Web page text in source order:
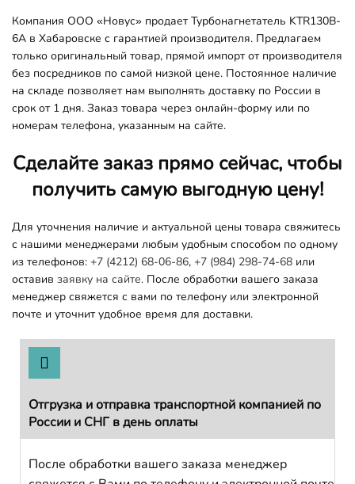
Компания ООО «Новус» продает Турбонагнетатель KTR130B-
6A в Хабаровске с гарантией производителя. Предлагаем
только оригинальный товар, прямой импорт от производителя
без посредников по самой низкой цене. Постоянное наличие
на складе позволяет нам выполнять доставку по России в
срок от 1 дня. Заказ товара через онлайн-форму или по
номерам телефона, указанным на сайте.
Сделайте заказ прямо сейчас, чтобы
получить самую выгодную цену!
Для уточнения наличие и актуальной цены товара свяжитесь
с нашими менеджерами любым удобным способом по одному
из телефонов: +7 (4212) 68-06-86, +7 (984) 298-74-68 или
оставив заявку на сайте. После обработки вашего заказа
менеджер свяжется с вами по телефону или электронной
почте и уточнит удобное время для доставки.
Отгрузка и отправка транспортной компанией по
России и СНГ в день оплаты
После обработки вашего заказа менеджер